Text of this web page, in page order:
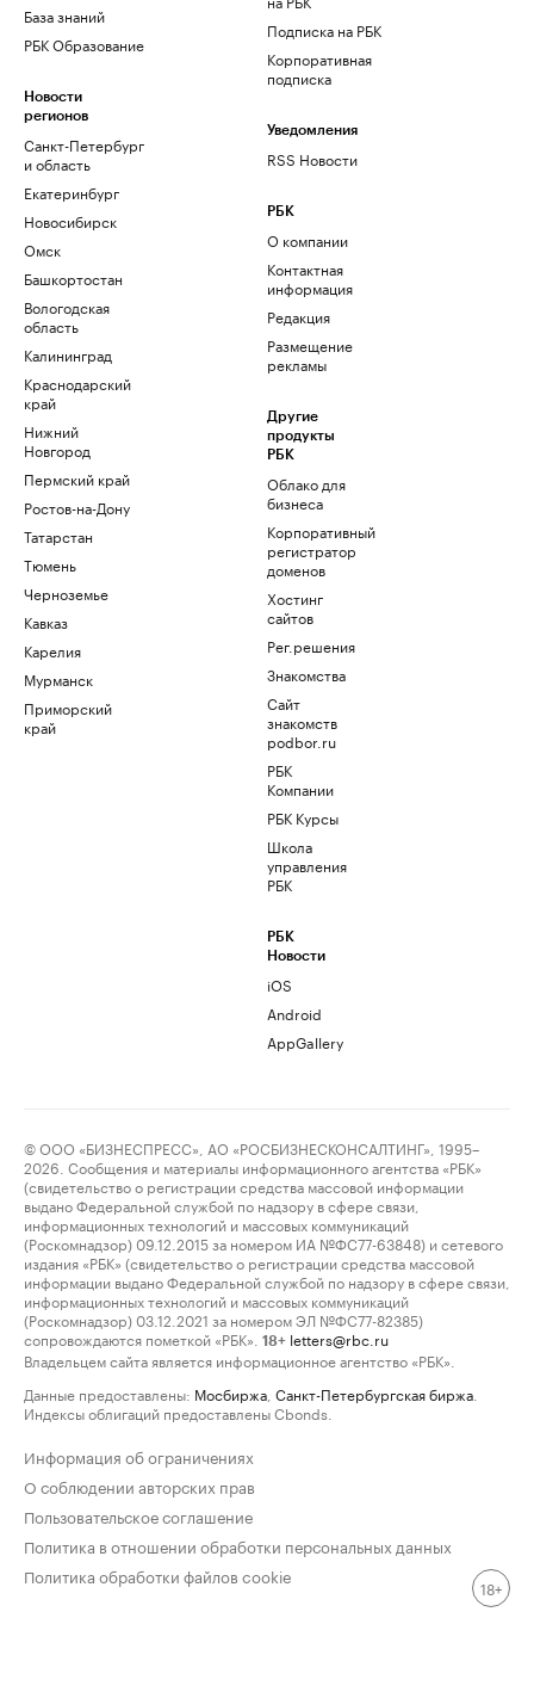
База знаний
РБК Образование
Новости
регионов
Санкт-Петербург
и область
Екатеринбург
Новосибирск
Омск
Башкортостан
Вологодская
область
Калининград
Краснодарский
край
Нижний
Новгород
Пермский край
Ростов-на-Дону
Татарстан
Тюмень
Черноземье
Кавказ
Карелия
Мурманск
Приморский
край
Подписка на РБК
Корпоративная
подписка
Уведомления
RSS Новости
РБК
О компании
Контактная
информация
Редакция
Размещение
рекламы
Другие
продукты
РБК
Облако для
бизнеса
Корпоративный
регистратор
доменов
Хостинг
сайтов
Рег.решения
Знакомства
Сайт
знакомств
podbor.ru
РБК
Компании
РБК Курсы
Школа
управления
РБК
РБК
Новости
iOS
Android
AppGallery
© ООО «БИЗНЕСПРЕСС», АО «РОСБИЗНЕСКОНСАЛТИНГ», 1995–
2026. Сообщения и материалы информационного агентства «РБК»
(свидетельство о регистрации средства массовой информации
выдано Федеральной службой по надзору в сфере связи,
информационных технологий и массовых коммуникаций
(Роскомнадзор) 09.12.2015 за номером ИА №ФС77-63848) и сетевого
издания «РБК» (свидетельство о регистрации средства массовой
информации выдано Федеральной службой по надзору в сфере связи,
информационных технологий и массовых коммуникаций
(Роскомнадзор) 03.12.2021 за номером ЭЛ №ФС77-82385)
сопровождаются пометкой «РБК».
18+ letters@rbc.ru
Владельцем сайта является информационное агентство «РБК».
Данные предоставлены: Мосбиржа Санкт-Петербургская биржа
Индексы облигаций предоставлены Cbonds.
Информация об ограничениях
О соблюдении авторских прав
Пользовательское соглашение
Политика в отношении обработки персональных данных
Политика обработки файлов cookie
18+